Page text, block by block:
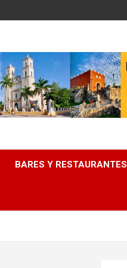
BARES Y RESTAURANTES